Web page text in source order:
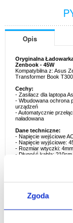
Zgoda
Opis
Oryginalna
Zenbook - 45W
Kompatybilna z: Asus
Transformer Book
Cechy:
- Zasilacz dla laptopa
- Wbudowana ochrona
urządzeń
- Automatycznie
naładowana
Dane techniczne:
- Napięcie wejściowe
- Napięcie wyjściowe:
- Rozmiar wtyczki:
- Długość kabla: 210cm
- Asus Zenbook UX32LA
- Asus Zenbook